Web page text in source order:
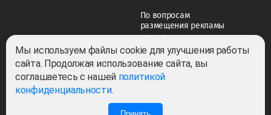
По вопросам
размещения рекламы
adv@arbat.media
Мы используем файлы cookie для улучшения работы
сайта. Продолжая использование сайта, вы
соглашаетесь с нашей политикой
конфиденциальности.